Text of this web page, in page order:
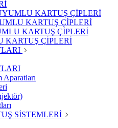
KARTUŞ ÇİPLERİ
KARTUŞ ÇİPLERİ
KARTUŞ ÇİPLERİ
KARTUŞ ÇİPLERİ
SİSTEMLERİ